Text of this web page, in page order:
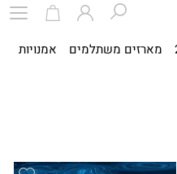
מארזים משתלמים אמנויות